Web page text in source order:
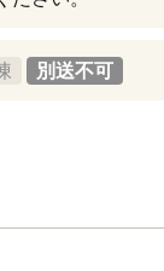
別送不可